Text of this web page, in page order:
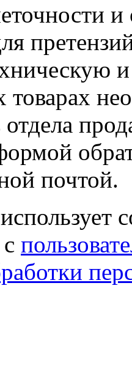
и
товарах
отдела
почтой.